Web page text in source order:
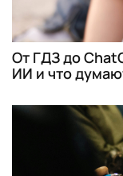
От ГДЗ до
ИИ и что